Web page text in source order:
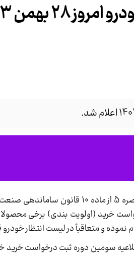
و متعاقباً در لیست انتظار خودرو
8 و 9 بخش تذکرات مهم اطلاعیه سومین دوره ثبت